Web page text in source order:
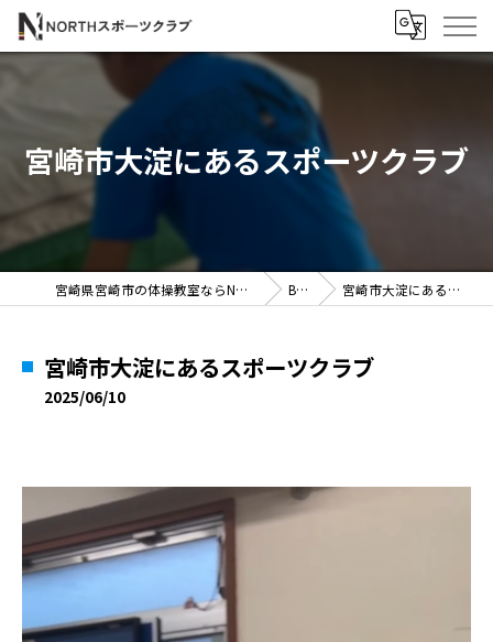
宮崎市大淀にあるスポーツクラブ
宮崎県宮崎市の体操教室ならNORTHスポーツクラブ BLOG 宮崎市大淀にあるスポーツクラブ
宮崎市大淀にあるスポーツクラブ
2025/06/10